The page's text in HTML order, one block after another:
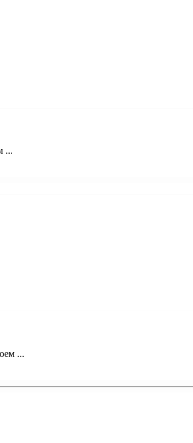
...
...